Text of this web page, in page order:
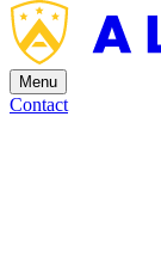
Menu
Contact